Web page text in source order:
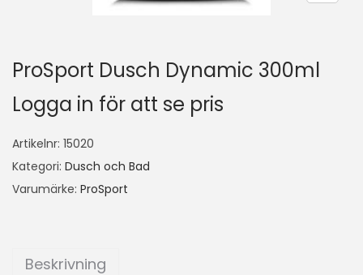
ProSport Dusch Dynamic 300ml
Logga in för att se pris
Artikelnr: 15020
Kategori: Dusch och Bad
Varumärke: ProSport
Beskrivning